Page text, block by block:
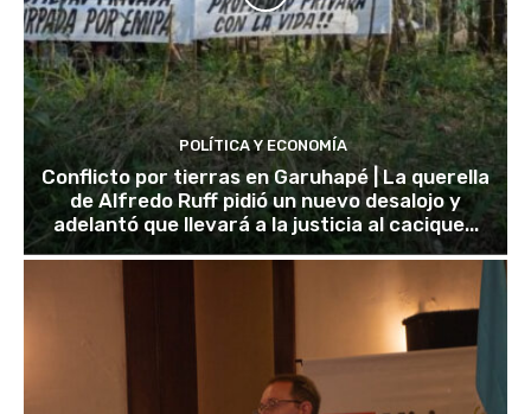
POLÍTICA Y ECONOMÍA
Conflicto por tierras en Garuhapé | La querella
de Alfredo Ruff pidió un nuevo desalojo y
adelantó que llevará a la justicia al cacique...